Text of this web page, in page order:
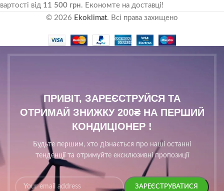
вартості від 11 500 грн. Економте на доставці!
© 2026 Ekoklimat. Всі права захищено
ПРИВІТ, ЗАРЕЄСТРУЙСЯ ТА
ОТРИМАЙ ЗНИЖКУ 200₴ НА ПЕРШИЙ
КОНДИЦІОНЕР !
Будьте першим, хто дізнається про наші останні
тенденції та отримуйте ексклюзивні пропозиції